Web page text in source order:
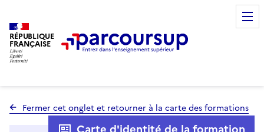
RÉPUBLIQUE
FRANÇAISE
Fermer cet onglet et retourner à la carte des formations